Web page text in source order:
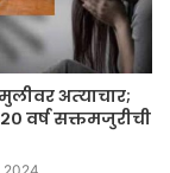
अत्‍याचार;
वर्ष सक्तमजुरीची